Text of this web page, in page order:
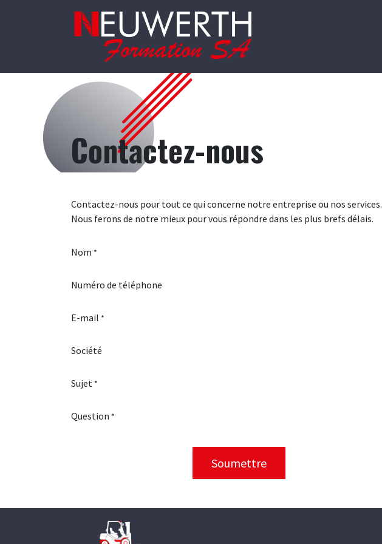
Contactez-nous
Contactez-nous pour tout ce qui concerne notre entreprise ou nos services.
Nous ferons de notre mieux pour vous répondre dans les plus brefs délais.
Nom *
Numéro de téléphone
E-mail *
Société
Sujet *
Question *
Soumettre